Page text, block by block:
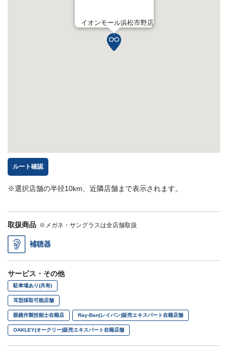
取扱商品 ※メガネ・サングラスは全店舗取扱
補聴器
サービス・その他
駐車場あり(共有)
耳型採取可能店舗
眼鏡作製技能士在籍店 Ray-Ban(レイバン)販売エキスパート在籍店舗
OAKLEY(オークリー)販売エキスパート在籍店舗
イオンモール浜松市野店
ルート確認
※選択店舗の半径10km、近隣店舗まで表示されます。